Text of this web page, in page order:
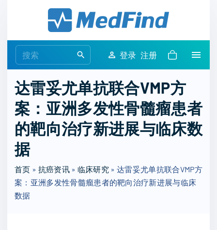
e
r
c
h
f
:
登录 注册
达雷妥尤单抗联合VMP方
案：亚洲多发性骨髓瘤患者
的靶向治疗新进展与临床数
据
首页 » 抗癌资讯» 临床研究 »达雷妥尤单抗联合VMP方
案：亚洲多发性骨髓瘤患者的靶向治疗新进展与临床
数据